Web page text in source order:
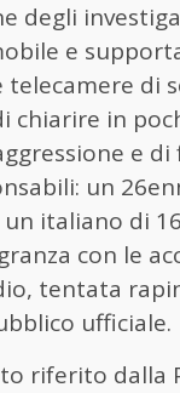
degli
e
di
chiarire in
e
un
italiano di
con le
tentata
ufficiale.
riferito dalla